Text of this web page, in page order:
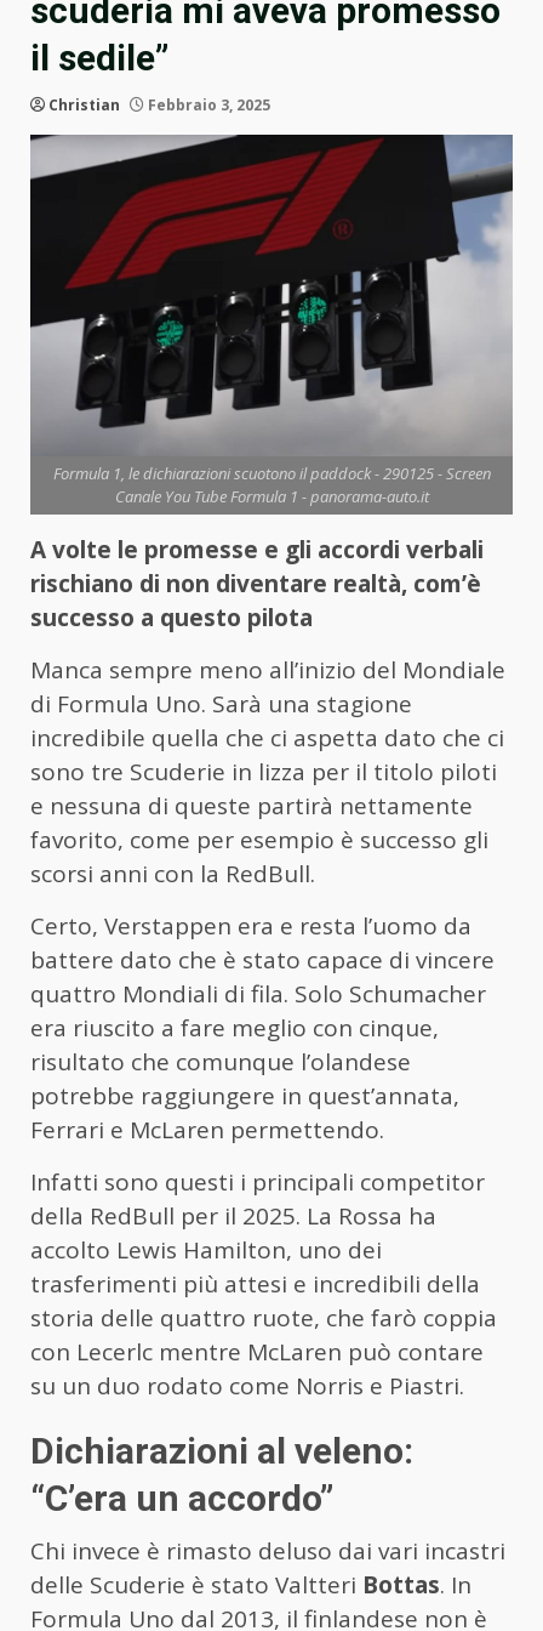
scuderia mi aveva promesso
il sedile”
Christian Febbraio 3, 2025
Formula 1, le dichiarazioni scuotono il paddock - 290125 - Screen
Canale You Tube Formula 1 - panorama-auto.it
A volte le promesse e gli accordi verbali
rischiano di non diventare realtà, com’è
successo a questo pilota
Manca sempre meno all’inizio del Mondiale
di Formula Uno. Sarà una stagione
incredibile quella che ci aspetta dato che ci
sono tre Scuderie in lizza per il titolo piloti
e nessuna di queste partirà nettamente
favorito, come per esempio è successo gli
scorsi anni con la RedBull.
Certo, Verstappen era e resta l’uomo da
battere dato che è stato capace di vincere
quattro Mondiali di fila. Solo Schumacher
era riuscito a fare meglio con cinque,
risultato che comunque l’olandese
potrebbe raggiungere in quest’annata,
Ferrari e McLaren permettendo.
Infatti sono questi i principali competitor
della RedBull per il 2025. La Rossa ha
accolto Lewis Hamilton, uno dei
trasferimenti più attesi e incredibili della
storia delle quattro ruote, che farò coppia
con Lecerlc mentre McLaren può contare
su un duo rodato come Norris e Piastri.
Dichiarazioni al veleno:
“C’era un accordo”
Chi invece è rimasto deluso dai vari incastri
delle Scuderie è stato Valtteri Bottas. In
Formula Uno dal 2013, il finlandese non è